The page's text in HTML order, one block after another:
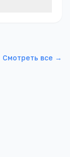
Смотреть все →